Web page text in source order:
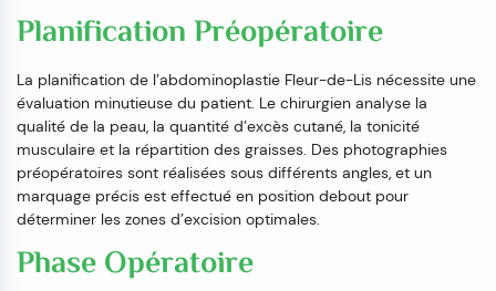
Planification Préopératoire
La planification de l’abdominoplastie Fleur-de-Lis nécessite une
évaluation minutieuse du patient. Le chirurgien analyse la
qualité de la peau, la quantité d’excès cutané, la tonicité
musculaire et la répartition des graisses. Des photographies
préopératoires sont réalisées sous différents angles, et un
marquage précis est effectué en position debout pour
déterminer les zones d’excision optimales.
Phase Opératoire